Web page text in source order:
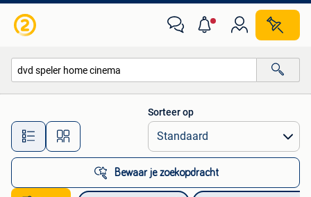
Alle afstanden…
Sorteer op
Bewaar je zoekopdracht